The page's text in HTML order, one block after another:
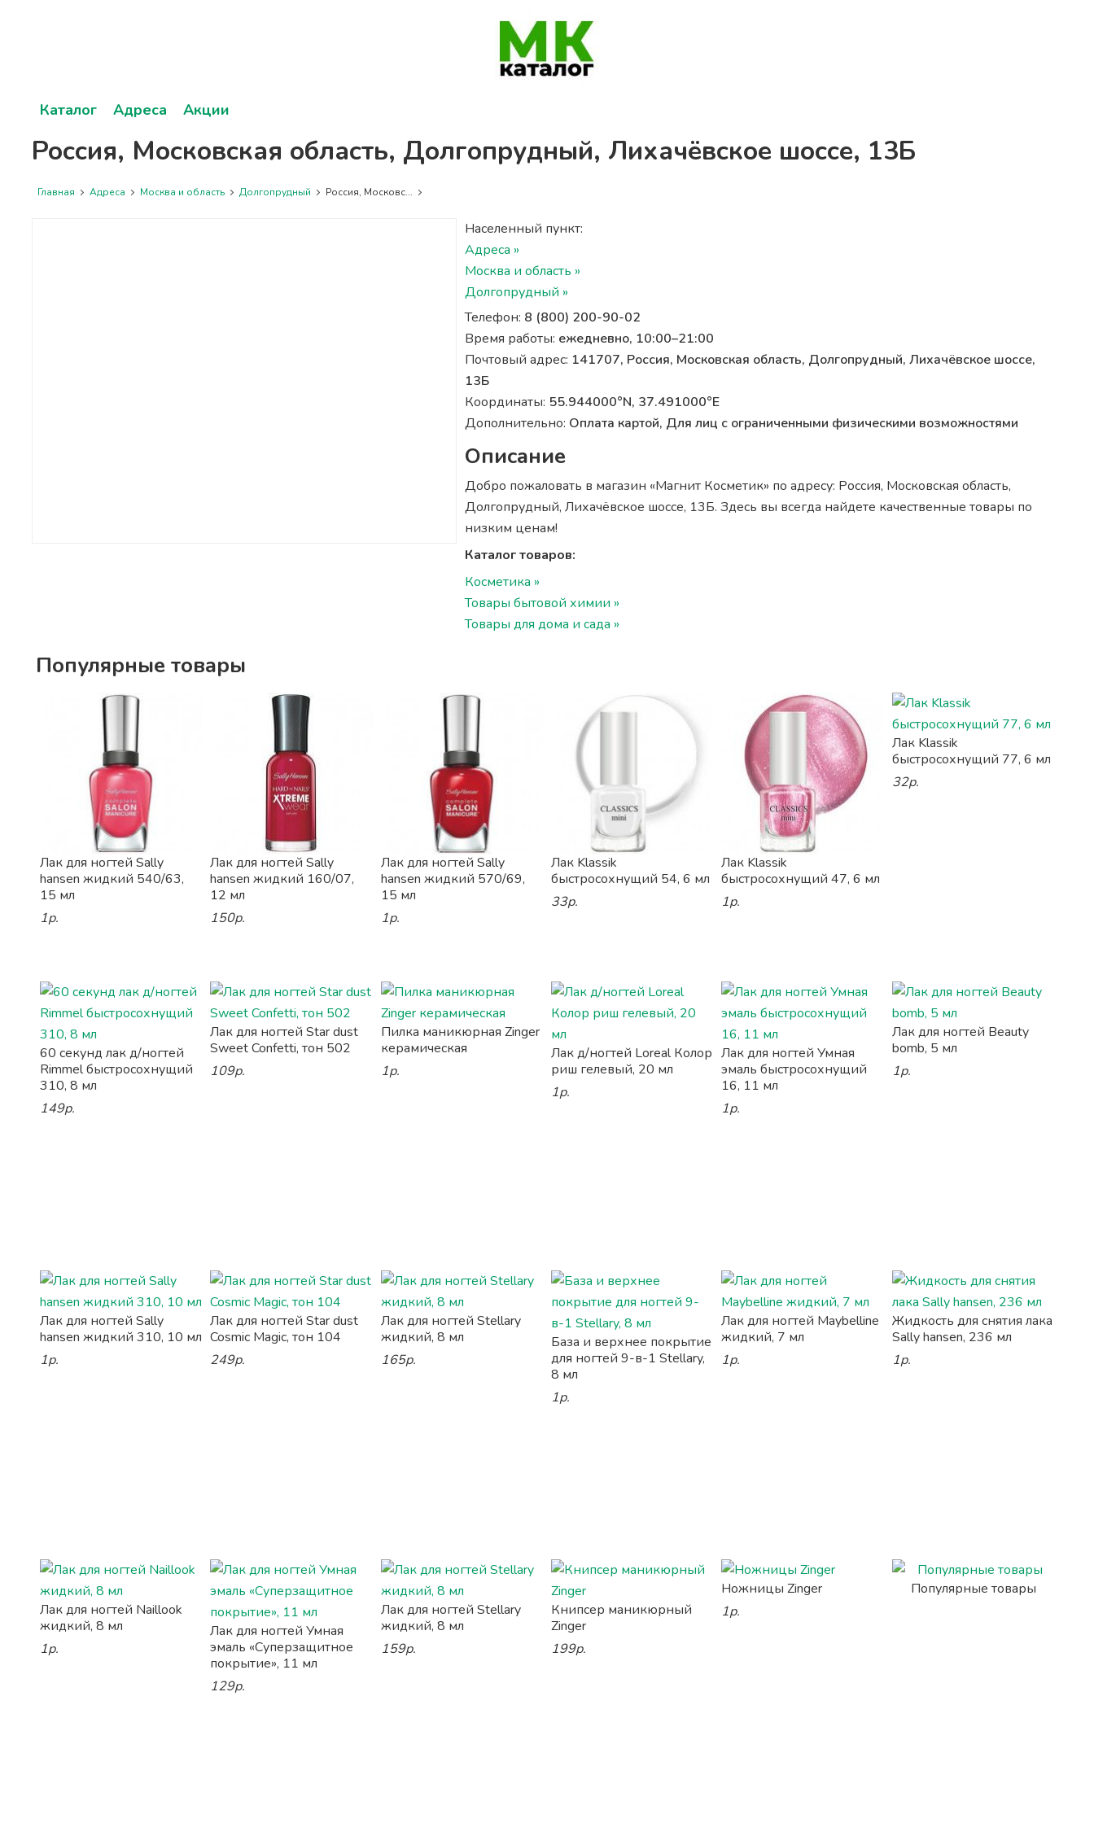
Каталог Адреса Акции
Россия, Московская область, Долгопрудный, Лихачёвское шоссе, 13Б
Главная Адреса Москва и область Долгопрудный Россия, Московс...
Населенный пункт:
Адреса »
Москва и область »
Долгопрудный »
Телефон: 8 (800) 200-90-02
Время работы: ежедневно, 10:00–21:00
Почтовый адрес: 141707, Россия, Московская область, Долгопрудный, Лихачёвское шоссе,
13Б
Координаты: 55.944000°N, 37.491000°E
Дополнительно: Оплата картой, Для лиц с ограниченными физическими возможностями
Описание
Добро пожаловать в магазин «Магнит Косметик» по адресу: Россия, Московская область,
Долгопрудный, Лихачёвское шоссе, 13Б. Здесь вы всегда найдете качественные товары по
низким ценам!
Каталог товаров:
Косметика »
Товары бытовой химии »
Товары для дома и сада »
Популярные товары
Лак для ногтей Sally
hansen жидкий 540/63,
15 мл
1р.
Лак для ногтей Sally
hansen жидкий 160/07,
12 мл
150р.
Лак для ногтей Sally
hansen жидкий 570/69,
15 мл
1р.
Лак Klassik
быстросохнущий 54, 6 мл
33р.
Лак Klassik
быстросохнущий 47, 6 мл
1р.
Лак Klassik
быстросохнущий 77, 6 мл
32р.
60 секунд лак д/ногтей
Rimmel быстросохнущий
310, 8 мл
149р.
Лак для ногтей Star dust
Sweet Confetti, тон 502
109р.
Пилка маникюрная Zinger
керамическая
1р.
Лак д/ногтей Loreal Колор
риш гелевый, 20 мл
1р.
Лак для ногтей Умная
эмаль быстросохнущий
16, 11 мл
1р.
Лак для ногтей Beauty
bomb, 5 мл
1р.
Лак для ногтей Sally
hansen жидкий 310, 10 мл
1р.
Лак для ногтей Star dust
Cosmic Magic, тон 104
249р.
Лак для ногтей Stellary
жидкий, 8 мл
165р.
База и верхнее покрытие
для ногтей 9-в-1 Stellary,
8 мл
1р.
Лак для ногтей Maybelline
жидкий, 7 мл
1р.
Жидкость для снятия лака
Sally hansen, 236 мл
1р.
Лак для ногтей Naillook
жидкий, 8 мл
1р.
Лак для ногтей Умная
эмаль «Суперзащитное
покрытие», 11 мл
129р.
Лак для ногтей Stellary
жидкий, 8 мл
159р.
Книпсер маникюрный
Zinger
199р.
Ножницы Zinger
1р.
Популярные товары